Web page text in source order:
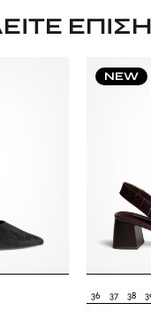
NEW
36 37 38